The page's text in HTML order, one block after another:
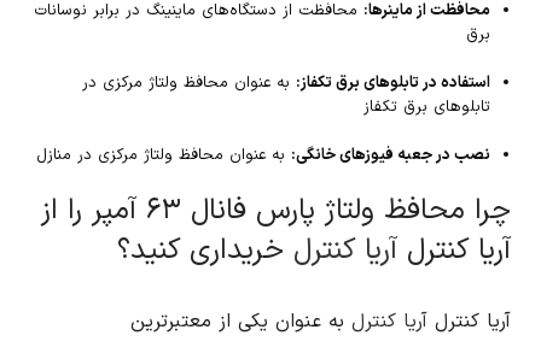
محافظت از ماینرها: محافظت از دستگاه‌های ماینینگ در برابر نوسانات
برق
استفاده در تابلوهای برق تکفاز: به عنوان محافظ ولتاژ مرکزی در
تابلوهای برق تکفاز
نصب در جعبه فیوزهای خانگی: به عنوان محافظ ولتاژ مرکزی در منازل
چرا محافظ ولتاژ پارس فانال ۶۳ آمپر را از
آریا کنترل آریا کنترل خریداری کنید؟
آریا کنترل آریا کنترل به عنوان یکی از معتبرترین